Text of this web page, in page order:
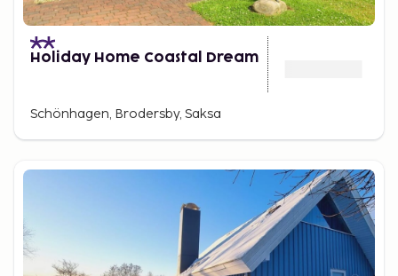
Holiday Home Coastal Dream
Schönhagen, Brodersby, Saksa